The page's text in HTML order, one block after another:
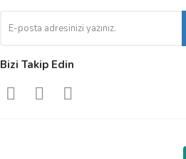
Bizi Takip Edin